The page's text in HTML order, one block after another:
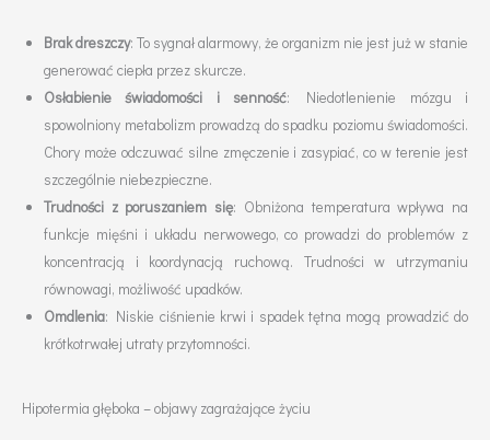
Brak dreszczy: To sygnał alarmowy, że organizm nie jest już w stanie
generować ciepła przez skurcze.
Osłabienie świadomości i senność: Niedotlenienie mózgu i
spowolniony metabolizm prowadzą do spadku poziomu świadomości.
Chory może odczuwać silne zmęczenie i zasypiać, co w terenie jest
szczególnie niebezpieczne.
Trudności z poruszaniem się: Obniżona temperatura wpływa na
funkcje mięśni i układu nerwowego, co prowadzi do problemów z
koncentracją i koordynacją ruchową. Trudności w utrzymaniu
równowagi, możliwość upadków.
Omdlenia: Niskie ciśnienie krwi i spadek tętna mogą prowadzić do
krótkotrwałej utraty przytomności.
Hipotermia głęboka – objawy zagrażające życiu